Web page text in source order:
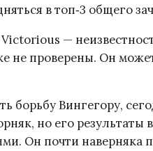
в топ‑3 общего
—
не проверены. Он
борьбу Вингегору,
но его результаты
Он почти наверняка